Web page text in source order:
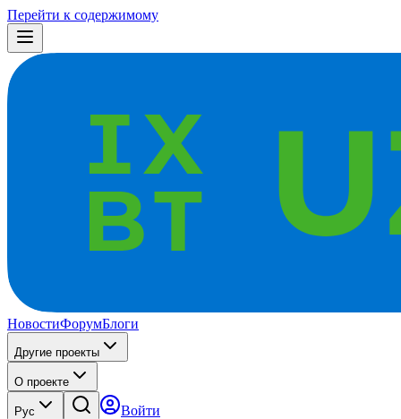
Перейти к содержимому
НовостиФорумБлоги
Другие проекты
О проекте
Рус Войти